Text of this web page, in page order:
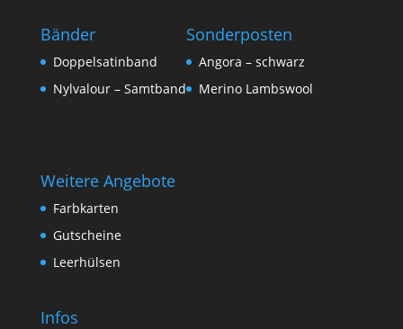
Bänder
Doppelsatinband
Nylvalour – Samtband
Sonderposten
Angora – schwarz
Merino Lambswool
Weitere Angebote
Farbkarten
Gutscheine
Leerhülsen
Infos